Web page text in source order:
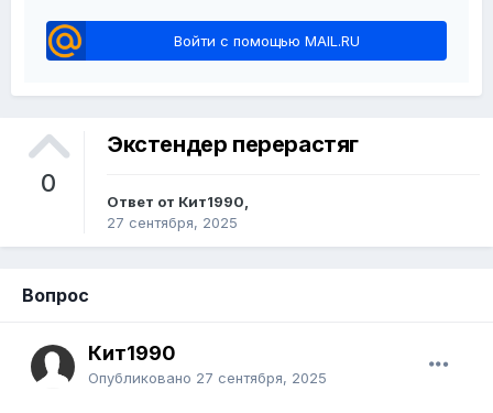
Войти с помощью MAIL.RU
0
Экстендер перерастяг
Ответ от Кит1990,
27 сентября, 2025
Вопрос
Кит1990
Опубликовано 27 сентября, 2025